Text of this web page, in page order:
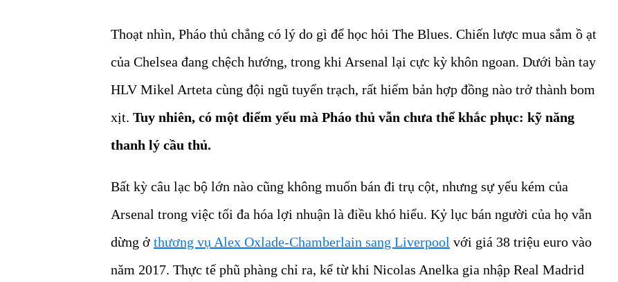
Thoạt nhìn, Pháo thủ chẳng có lý do gì để học hỏi The Blues. Chiến lược mua sắm ồ ạt
của Chelsea đang chệch hướng, trong khi Arsenal lại cực kỳ khôn ngoan. Dưới bàn tay
HLV Mikel Arteta cùng đội ngũ tuyển trạch, rất hiếm bản hợp đồng nào trở thành bom
xịt. Tuy nhiên, có một điểm yếu mà Pháo thủ vẫn chưa thể khắc phục: kỹ năng
thanh lý cầu thủ.
Bất kỳ câu lạc bộ lớn nào cũng không muốn bán đi trụ cột, nhưng sự yếu kém của
Arsenal trong việc tối đa hóa lợi nhuận là điều khó hiểu. Kỷ lục bán người của họ vẫn
dừng ở thương vụ Alex Oxlade-Chamberlain sang Liverpool với giá 38 triệu euro vào
năm 2017. Thực tế phũ phàng chỉ ra, kể từ khi Nicolas Anelka gia nhập Real Madrid